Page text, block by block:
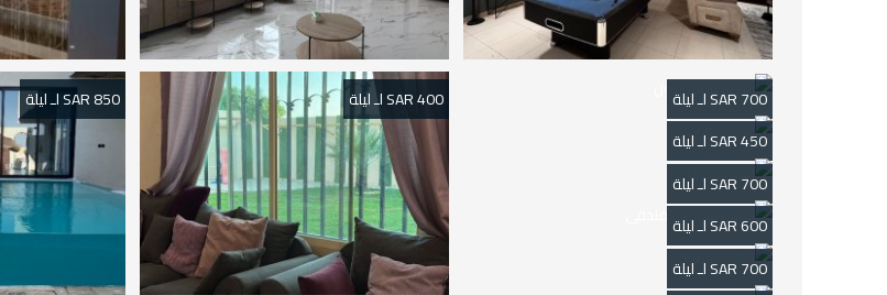
850 SAR لـ ليلة 400 SAR لـ ليلة
700 SAR لـ ليلة
450 SAR لـ ليلة
700 SAR لـ ليلة
600 SAR لـ ليلة
700 SAR لـ ليلة